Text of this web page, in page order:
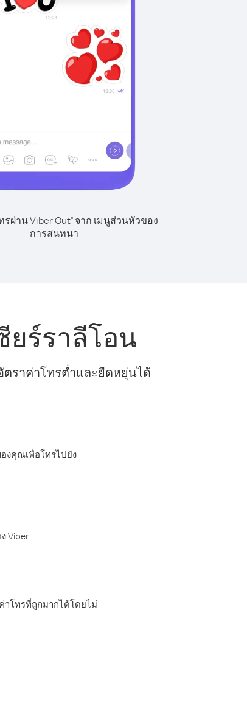
รผ่าน Viber Out" จาก เมนูส่วนหัวของ
การสนทนา
ยร์ราลีโอน
ราค่าโทรต่ำและยืดหยุ่นได้
งคุณเพื่อโทรไปยัง
Viber
าโทรที่ถูกมากได้โดยไม่